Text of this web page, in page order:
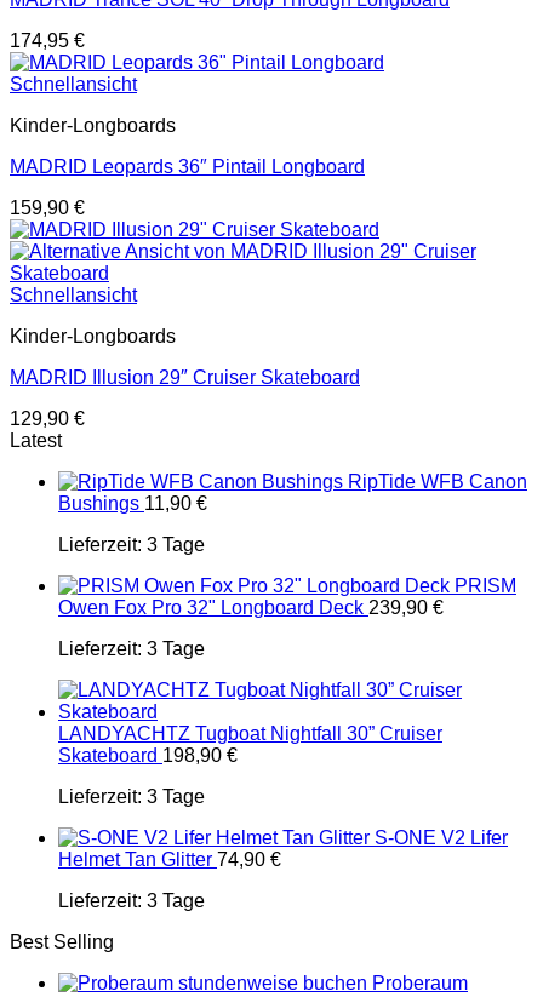
174,95 €
Schnellansicht
Kinder-Longboards
MADRID Leopards 36″ Pintail Longboard
159,90 €
Schnellansicht
Kinder-Longboards
MADRID Illusion 29″ Cruiser Skateboard
129,90 €
Latest
RipTide WFB Canon
Bushings 11,90 €
Lieferzeit: 3 Tage
PRISM
Owen Fox Pro 32" Longboard Deck 239,90 €
Lieferzeit: 3 Tage
LANDYACHTZ Tugboat Nightfall 30” Cruiser
Skateboard 198,90 €
Lieferzeit: 3 Tage
S-ONE V2 Lifer
Helmet Tan Glitter 74,90 €
Lieferzeit: 3 Tage
Best Selling
Proberaum